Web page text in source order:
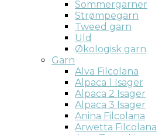
Sommergarner
Strømpegarn
Tweed garn
Uld
Økologisk garn
Garn
Alva Filcolana
Alpaca 1 Isager
Alpaca 2 Isager
Alpaca 3 Isager
Anina Filcolana
Arwetta Filcolana